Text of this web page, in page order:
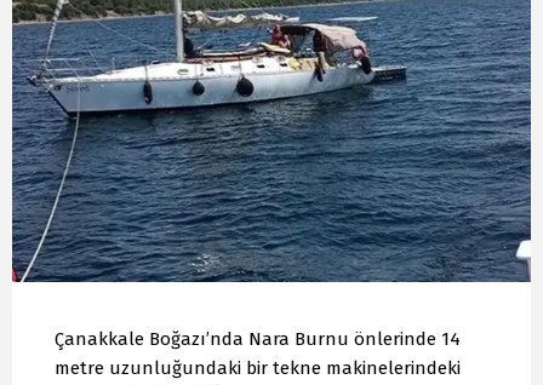
Çanakkale Boğazı’nda Nara Burnu önlerinde 14
metre uzunluğundaki bir tekne makinelerindeki